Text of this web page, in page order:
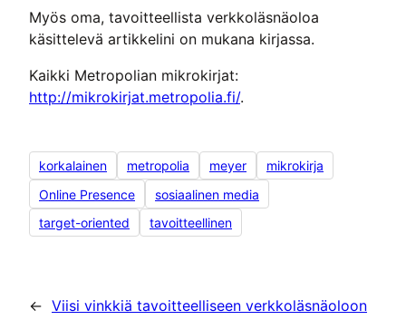
Myös oma, tavoitteellista verkkoläsnäoloa
käsittelevä artikkelini on mukana kirjassa.
Kaikki Metropolian mikrokirjat:
http://mikrokirjat.metropolia.fi/.
korkalainen metropolia meyer
mikrokirja
Online Presence
sosiaalinen media
target-oriented
tavoitteellinen
← Viisi vinkkiä tavoitteelliseen verkkoläsnäoloon